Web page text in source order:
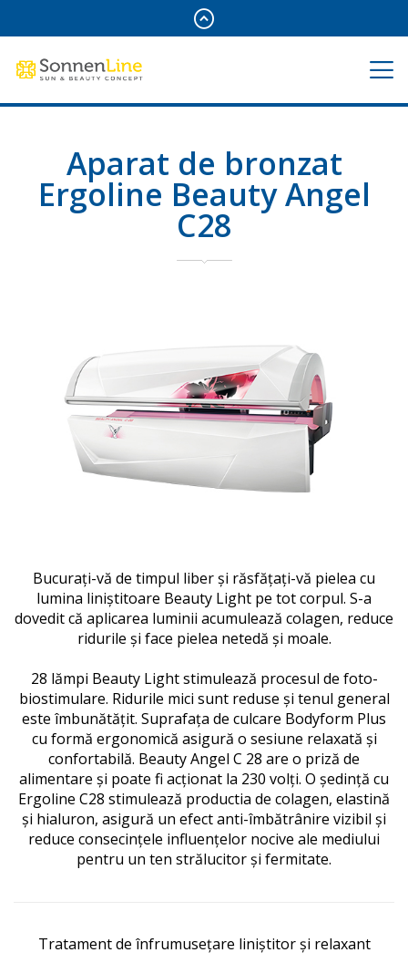
Aparat de bronzat
Ergoline Beauty Angel
C28
Bucurați-vă de timpul liber și răsfățați-vă pielea cu
lumina liniștitoare Beauty Light pe tot corpul. S-a
dovedit că aplicarea luminii acumulează colagen, reduce
ridurile și face pielea netedă și moale.
28 lămpi Beauty Light stimulează procesul de foto-
biostimulare. Ridurile mici sunt reduse și tenul general
este îmbunătățit. Suprafața de culcare Bodyform Plus
cu formă ergonomică asigură o sesiune relaxată și
confortabilă. Beauty Angel C 28 are o priză de
alimentare și poate fi acționat la 230 volți. O ședință cu
Ergoline C28 stimulează productia de colagen, elastină
și hialuron, asigură un efect anti-îmbătrânire vizibil și
reduce consecințele influențelor nocive ale mediului
pentru un ten strălucitor și fermitate.
Tratament de înfrumusețare liniștitor și relaxant